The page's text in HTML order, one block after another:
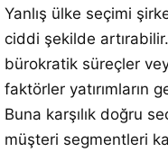
Yanlış ülke seçimi
ciddi şekilde
bürokratik süreçler
faktörler yatırımların
Buna karşılık doğru
müşteri segmentleri